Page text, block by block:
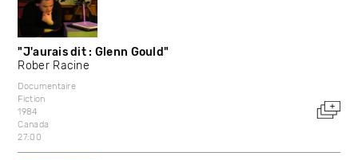
"J'aurais dit : Glenn Gould"
Rober Racine
Documentaire
Fiction
1984
Canada
27:00